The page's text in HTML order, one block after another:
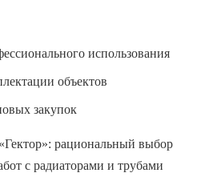
использования
объектов
закупок
рациональный выбор
с радиаторами и трубами